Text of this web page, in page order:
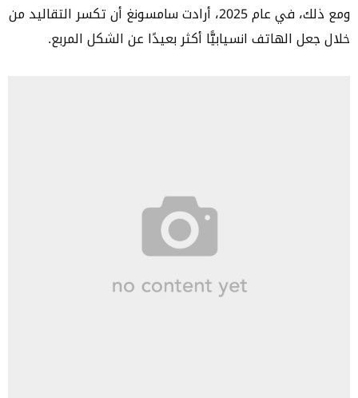
ومع ذلك، في عام 2025، أرادت سامسونغ أن تكسر التقاليد من
خلال جعل الهاتف انسيابيًّا أكثر بعيدًا عن الشكل المربع.